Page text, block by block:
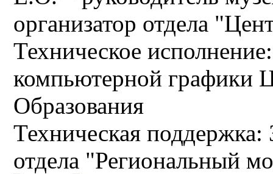
организатор отдела
Техническое
компьютерной графики
Образования
Техническая
отдела "Региональный